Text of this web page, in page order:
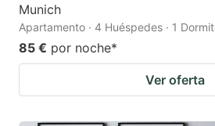
Munich
Apartamento · 4 Huéspedes · 1
85 € por noche*
Ver oferta